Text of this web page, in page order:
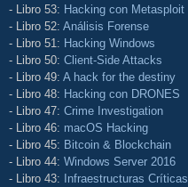
- Libro 53: Hacking con Metasploit
- Libro 52: Análisis Forense
- Libro 51: Hacking Windows
- Libro 50: Client-Side Attacks
- Libro 49: A hack for the destiny
- Libro 48: Hacking con DRONES
- Libro 47: Crime Investigation
- Libro 46: macOS Hacking
- Libro 45: Bitcoin & Blockchain
- Libro 44: Windows Server 2016
- Libro 43: Infraestructuras Críticas